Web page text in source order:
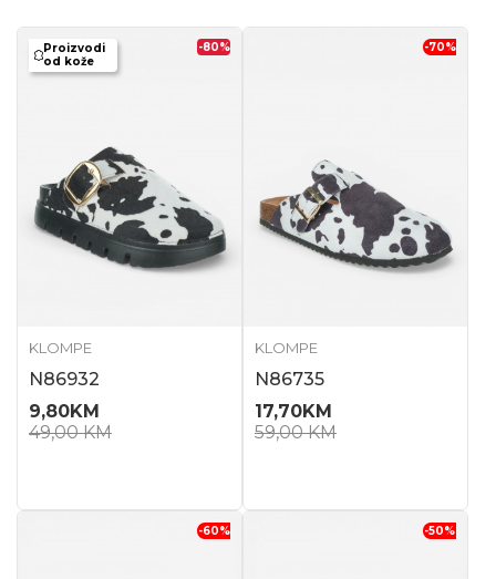
Proizvodi
od kože
-80%
KLOMPE
N86932
9,80KM
49,00KM
-70%
KLOMPE
N86735
17,70KM
59,00KM
-60% -50%